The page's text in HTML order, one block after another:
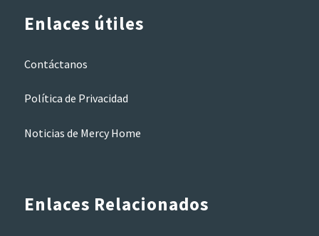
Enlaces útiles
Contáctanos
Política de Privacidad
Noticias de Mercy Home
Enlaces Relacionados